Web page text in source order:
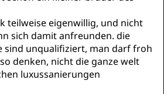
teilweise eigenwillig, und nicht
sich damit anfreunden. die
sind unqualifiziert, man darf froh
denken, nicht die ganze welt
luxussanierungen